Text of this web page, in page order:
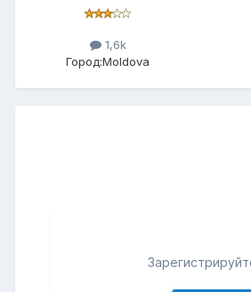
1,6k
Город:Moldova